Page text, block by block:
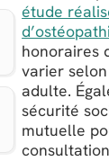
étude
honoraires
varier
adulte.
sécurité
mutuelle